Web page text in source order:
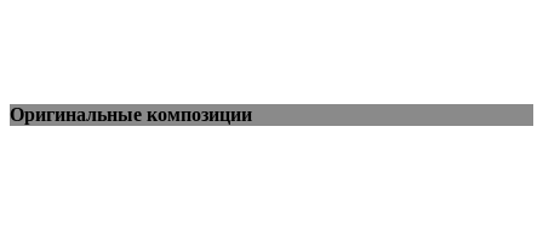
Оригинальные композиции